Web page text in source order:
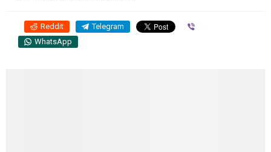
Reddit Telegram
WhatsApp